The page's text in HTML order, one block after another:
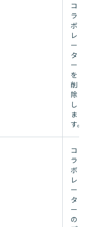
コ
ラ
ボ
レ
ー
タ
ー
を
削
除
し
ま
す。
コ
ラ
ボ
レ
ー
タ
ー
の